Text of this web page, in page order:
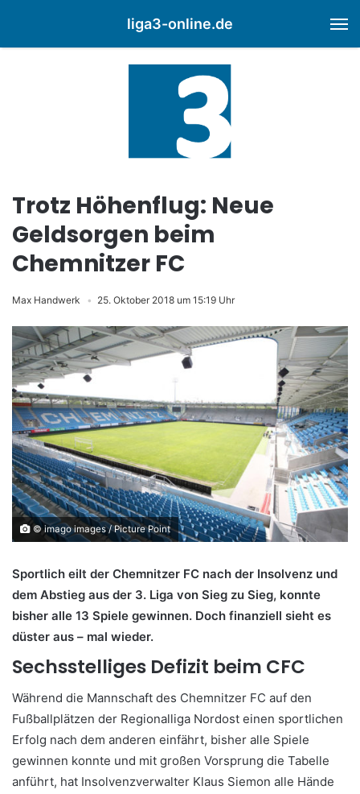
liga3-online.de
Trotz Höhenflug: Neue
Geldsorgen beim
Chemnitzer FC
Max Handwerk 25. Oktober 2018 um 15:19 Uhr
© imago images / Picture Point
Sportlich eilt der Chemnitzer FC nach der Insolvenz und
dem Abstieg aus der 3. Liga von Sieg zu Sieg, konnte
bisher alle 13 Spiele gewinnen. Doch finanziell sieht es
düster aus – mal wieder.
Sechsstelliges Defizit beim CFC
Während die Mannschaft des Chemnitzer FC auf den
Fußballplätzen der Regionalliga Nordost einen sportlichen
Erfolg nach dem anderen einfährt, bisher alle Spiele
gewinnen konnte und mit großen Vorsprung die Tabelle
anführt, hat Insolvenzverwalter Klaus Siemon alle Hände